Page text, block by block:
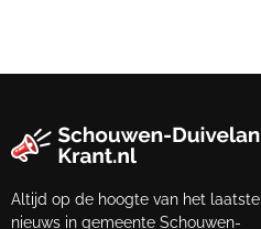
Altijd op de hoogte van het laatste
nieuws in gemeente Schouwen-